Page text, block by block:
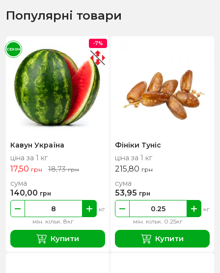
Популярні товари
Кавун Україна
ціна за 1 кг
17,50 грн 18,73грн
мін. кільк. 8кг
кг
сума
140,00 грн
Купити
-7%
СЕЗОН
Фініки Туніс
ціна за 1 кг
215,80 грн
мін. кільк. 0.25кг
кг
сума
53,95 грн
Купити